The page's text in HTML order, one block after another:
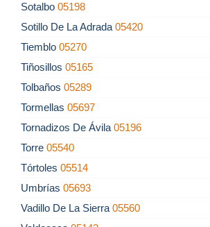
Sotalbo 05198
Sotillo De La Adrada 05420
Tiemblo 05270
Tiñosillos 05165
Tolbaños 05289
Tormellas 05697
Tornadizos De Ávila 05196
Torre 05540
Tórtoles 05514
Umbrías 05693
Vadillo De La Sierra 05560